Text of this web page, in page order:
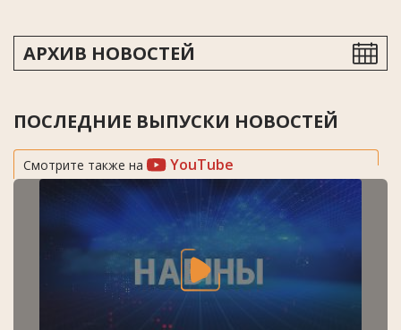
АРХИВ НОВОСТЕЙ
ПОСЛЕДНИЕ ВЫПУСКИ НОВОСТЕЙ
Смотрите также на YouTube